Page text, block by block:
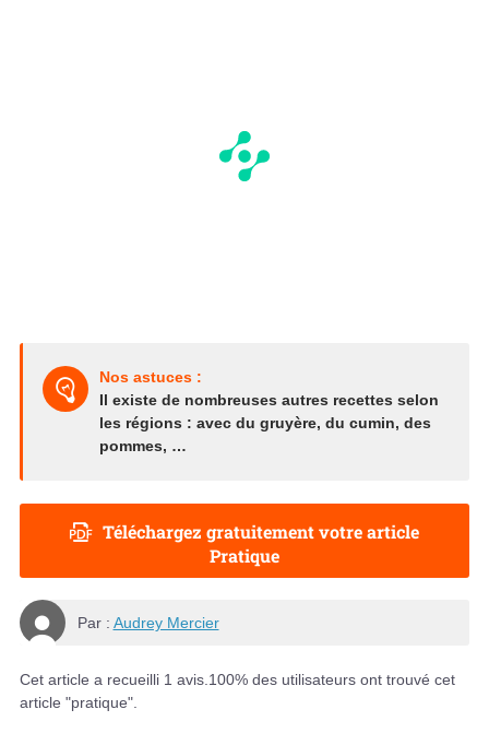
Nos astuces :
Il existe de nombreuses autres recettes selon
les régions : avec du gruyère, du cumin, des
pommes, …
Téléchargez gratuitement votre article
Pratique
Par : Audrey Mercier
Cet article a recueilli 1 avis. 100% des utilisateurs ont trouvé cet
article "pratique".